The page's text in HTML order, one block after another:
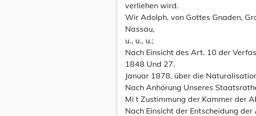
verliehen wird.
Wir Adolph, von Gottes Gnaden,
Nassau,
u., u., u.;
Nach Einsicht des Art. 10 der
1848 Und 27.
Januar 1878, über die
Nach Anhörung Unseres
Mi t Zustimmung der Kammer der
Nach Einsicht der Entscheidung